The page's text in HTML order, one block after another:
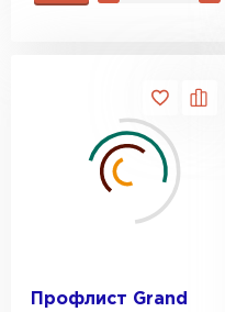
Профлист Grand